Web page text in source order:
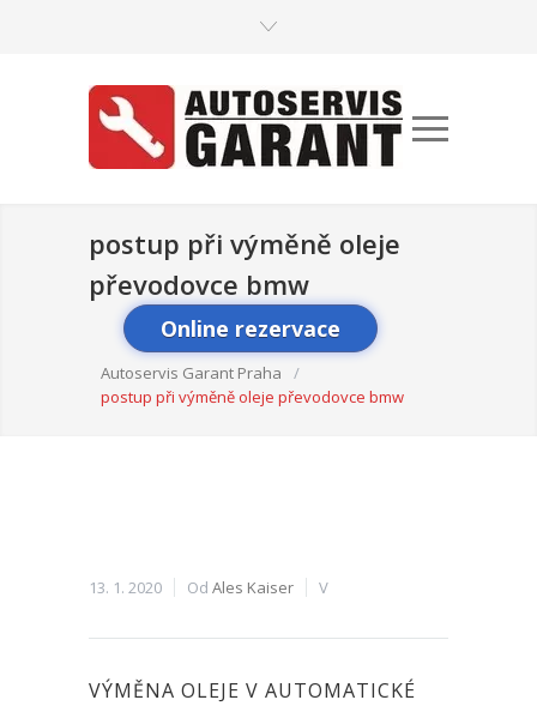
postup při výměně oleje
převodovce bmw
Online rezervace
Autoservis Garant Praha
/
postup při výměně oleje převodovce bmw
13. 1. 2020 Od Ales Kaiser V
VÝMĚNA OLEJE V AUTOMATICKÉ